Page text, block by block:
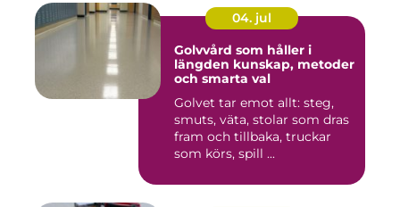
04. jul
Golvvård som håller i
längden kunskap, metoder
och smarta val
Golvet tar emot allt: steg,
smuts, väta, stolar som dras
fram och tillbaka, truckar
som körs, spill ...